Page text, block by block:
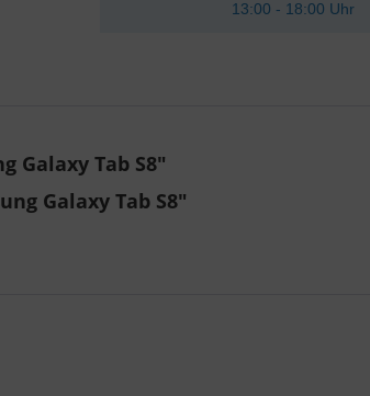
13:00 - 18:00 Uhr
Galaxy Tab S8"
Galaxy Tab S8"